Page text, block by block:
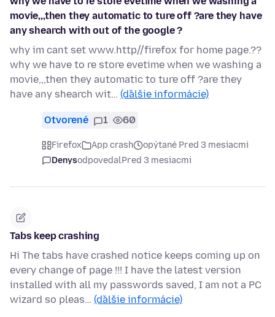
movie,,,then they automatic to ture off ?are they have
any shearch with out of the google ?
why im cant set www.http//firefox for home page.??
why we have to re store evetime when we washing a
movie,,,then they automatic to ture off ?are they
have any shearch wit… (ďalšie informácie)
Otvorené 1 60
Firefox App crash
opýtané Pred 3 mesiacmi
DenysodpovedalPred 3 mesiacmi
Tabs keep crashing
Hi The tabs have crashed notice keeps coming up on
every change of page !!! I have the latest version
installed with all my passwords saved, I am not a PC
wizard so pleas… (ďalšie informácie)